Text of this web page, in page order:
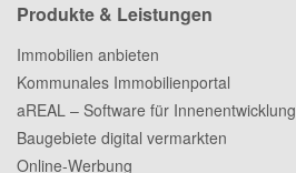
Produkte & Leistungen
Immobilien anbieten
Kommunales Immobilienportal
aREAL – Software für Innenentwicklung
Baugebiete digital vermarkten
Online-Werbung